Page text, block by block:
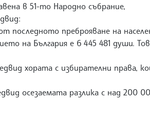
в 51-то Народно събрание,
последното преброяване на
на България е 6 445 481 души.
хората с избирателни права,
осезаемата разлика с над 200